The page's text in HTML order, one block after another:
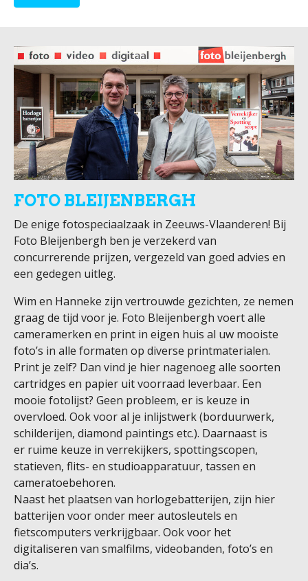
FOTO BLEIJENBERGH
De enige fotospeciaalzaak in Zeeuws-Vlaanderen! Bij
Foto Bleijenbergh ben je verzekerd van
concurrerende prijzen, vergezeld van goed advies en
een gedegen uitleg.
Wim en Hanneke zijn vertrouwde gezichten, ze nemen
graag de tijd voor je. Foto Bleijenbergh voert alle
cameramerken en print in eigen huis al uw mooiste
foto’s in alle formaten op diverse printmaterialen.
Print je zelf? Dan vind je hier nagenoeg alle soorten
cartridges en papier uit voorraad leverbaar. Een
mooie fotolijst? Geen probleem, er is keuze in
overvloed. Ook voor al je inlijstwerk (borduurwerk,
schilderijen, diamond paintings etc.). Daarnaast is
er ruime keuze in verrekijkers, spottingscopen,
statieven, flits- en studioapparatuur, tassen en
cameratoebehoren.
Naast het plaatsen van horlogebatterijen, zijn hier
batterijen voor onder meer autosleutels en
fietscomputers verkrijgbaar. Ook voor het
digitaliseren van smalfilms, videobanden, foto’s en
dia’s.